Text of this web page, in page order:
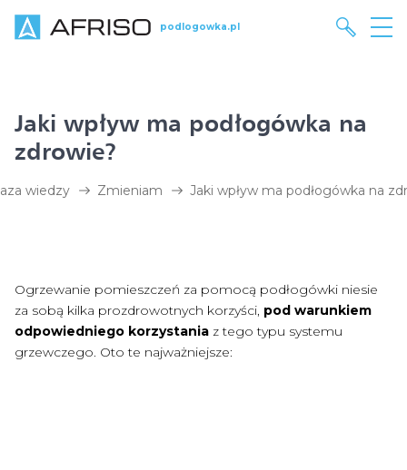
podlogowka.pl
Jaki wpływ ma podłogówka na
zdrowie?
wiedzy Zmieniam Jaki wpływ ma podłogówka na
Ogrzewanie pomieszczeń za pomocą podłogówki niesie
za sobą kilka prozdrowotnych korzyści, pod warunkiem
odpowiedniego korzystania z tego typu systemu
grzewczego. Oto te najważniejsze: